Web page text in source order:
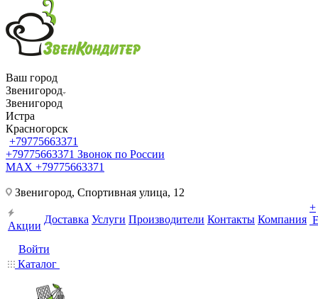
Ваш город
Звенигород
Звенигород
Истра
Красногорск
+79775663371
+79775663371 Звонок по России
MAX +79775663371
Звенигород, Спортивная улица, 12
Акции
Доставка Услуги Производители Контакты Компания
+
Войти
Каталог